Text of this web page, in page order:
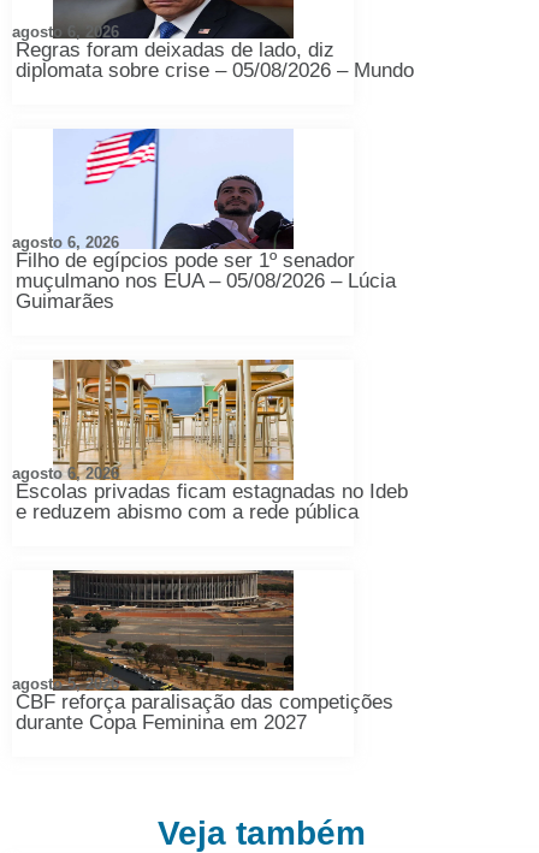
Regras foram deixadas de lado, diz
diplomata sobre crise – 05/08/2026 – Mundo
agosto 6, 2026
Filho de egípcios pode ser 1º senador
muçulmano nos EUA – 05/08/2026 – Lúcia
Guimarães
agosto 6, 2026
Escolas privadas ficam estagnadas no Ideb
e reduzem abismo com a rede pública
agosto 6, 2026
CBF reforça paralisação das competições
durante Copa Feminina em 2027
agosto 5, 2026
Veja também